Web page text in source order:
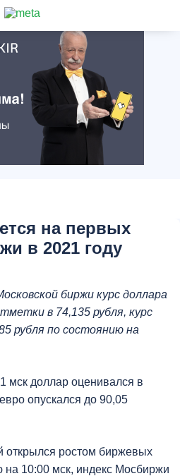
на первых
в 2021 году
биржи курс доллара
в 74,135 рубля, курс
рубля по состоянию на
мск доллар оценивался в
опускался до 90,05
открылся ростом биржевых
на 10:00 мск, индекс Мосбиржи